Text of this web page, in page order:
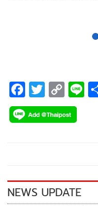
F
ac
e
k
T
wi
tt
C
o
p
k
Li
NEWS UPDATE